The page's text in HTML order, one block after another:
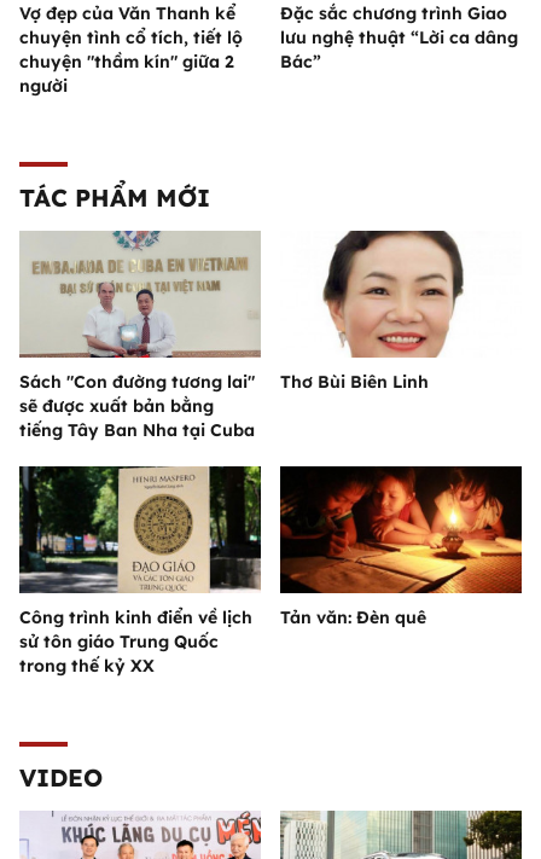
Vợ đẹp của Văn Thanh kể
chuyện tình cổ tích, tiết lộ
chuyện "thầm kín" giữa 2
người
Đặc sắc chương trình Giao
lưu nghệ thuật “Lời ca dâng
Bác”
TÁC PHẨM MỚI
Sách "Con đường tương lai"
sẽ được xuất bản bằng
tiếng Tây Ban Nha tại Cuba
Thơ Bùi Biên Linh
Công trình kinh điển về lịch
sử tôn giáo Trung Quốc
trong thế kỷ XX
Tản văn: Đèn quê
VIDEO